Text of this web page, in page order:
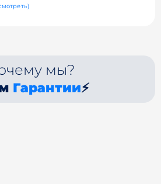
мы?
Гарантии⚡